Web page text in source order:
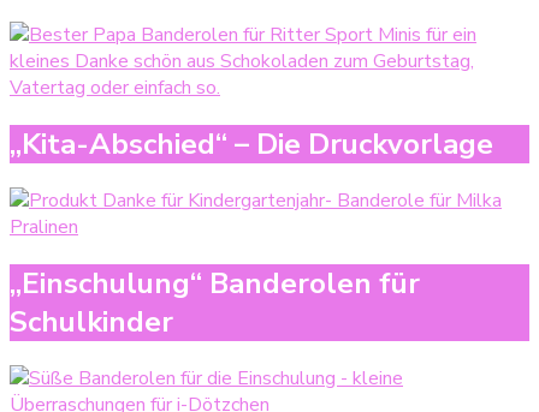
„Kita-Abschied“ – Die Druckvorlage
„Einschulung“ Banderolen für
Schulkinder